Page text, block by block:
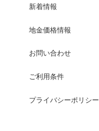
新着情報
地金価格情報
お問い合わせ
ご利用条件
プライバシーポリシー